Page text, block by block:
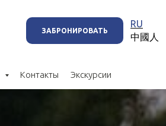
ЗАБРОНИРОВАТЬ
中國人
RU
Ресторан "Миша"
Контакты Экскурсии